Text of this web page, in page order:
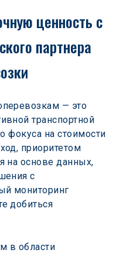
ценность с
партнера
— это
транспортной
фокуса на стоимости
приоритетом
на основе данных,
с
мониторинг
добиться
в области